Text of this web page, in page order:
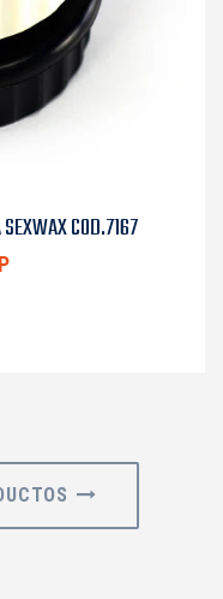
SEXWAX COD.7167